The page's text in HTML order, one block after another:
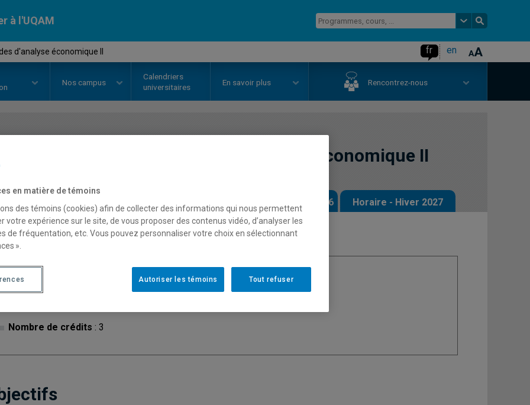
à l'UQAM
d'analyse économique II fr en
Nos campus
Calendriers
universitaires
En savoir plus Rencontrez-nous
Méthodes d'analyse économique II
Description Horaire - Été 2026 Horaire - Automne 2026 Horaire - Hiver 2027
Cycle
Nombre de crédits : 3
Discipline: Économie
en matière de témoins
des témoins (cookies) afin de collecter des informations qui nous permettent
votre expérience sur le site, de vous proposer des contenus vidéo, d’analyser les
de fréquentation, etc. Vous pouvez personnaliser votre choix en sélectionnant
».
Tout refuser
Autoriser les témoins